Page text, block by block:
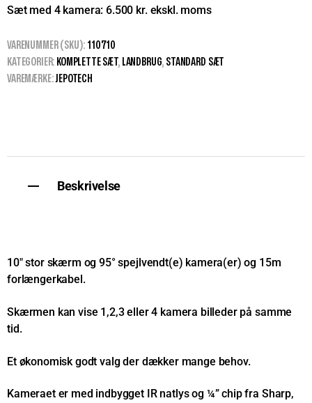
Sæt med 4 kamera: 6.500 kr. ekskl. moms
VARENUMMER (SKU): 110710
KATEGORIER: KOMPLETTE SÆT, LANDBRUG, STANDARD SÆT
VAREMÆRKE:JEPOTECH
Beskrivelse
10″ stor skærm og 95° spejlvendt(e) kamera(er) og 15m
forlængerkabel.
Skærmen kan vise 1,2,3 eller 4 kamera billeder på samme
tid.
Et økonomisk godt valg der dækker mange behov.
Kameraet er med indbygget IR natlys og ¼” chip fra Sharp,